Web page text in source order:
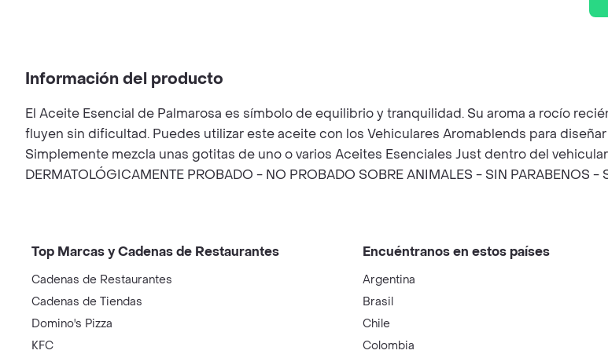
Información del producto
El Aceite Esencial de Palmarosa es símbolo de equilibrio y tranquilidad. Su aroma a rocío
fluyen sin dificultad. Puedes utilizar este aceite con los Vehiculares Aromablends para
Simplemente mezcla unas gotitas de uno o varios Aceites Esenciales Just dentro del
DERMATOLÓGICAMENTE PROBADO - NO PROBADO SOBRE ANIMALES - SIN PARABENOS
Top Marcas y Cadenas de Restaurantes
Cadenas de Restaurantes
Cadenas de Tiendas
Domino's Pizza
KFC
Encuéntranos en estos países
Argentina
Brasil
Chile
Colombia